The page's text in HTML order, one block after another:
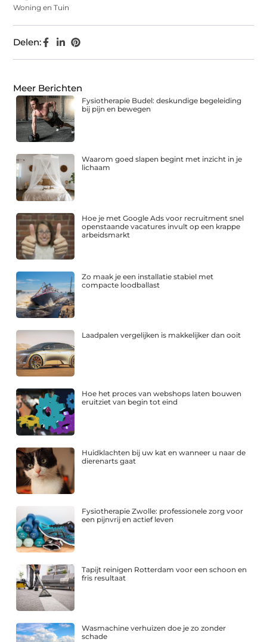
Woning en Tuin
Delen:
Meer Berichten
Fysiotherapie Budel: deskundige begeleiding
bij pijn en bewegen
Waarom goed slapen begint met inzicht in je
lichaam
Hoe je met Google Ads voor recruitment snel
openstaande vacatures invult op een krappe
arbeidsmarkt
Zo maak je een installatie stabiel met
compacte loodballast
Laadpalen vergelijken is makkelijker dan ooit
Hoe het proces van webshops laten bouwen
eruitziet van begin tot eind
Huidklachten bij uw kat en wanneer u naar de
dierenarts gaat
Fysiotherapie Zwolle: professionele zorg voor
een pijnvrij en actief leven
Tapijt reinigen Rotterdam voor een schoon en
fris resultaat
Wasmachine verhuizen doe je zo zonder
schade